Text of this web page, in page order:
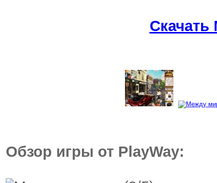
Обзор игры от PlayWay: